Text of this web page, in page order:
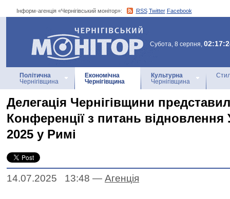
Інформ-агенція «Чернігівський монітор»: RSS Twitter Facebook
Інформ-агенція
«Чернігівський монітор»
Субота, 8 серпня,
Політична
Чернігівщина
Економічна
Чернігівщина
Культурна
Чернігівщина
Делегація Чернігівщини
Конференції з питань відновлення
2025 у Римі
14.07.2025 13:48 — Агенцiя